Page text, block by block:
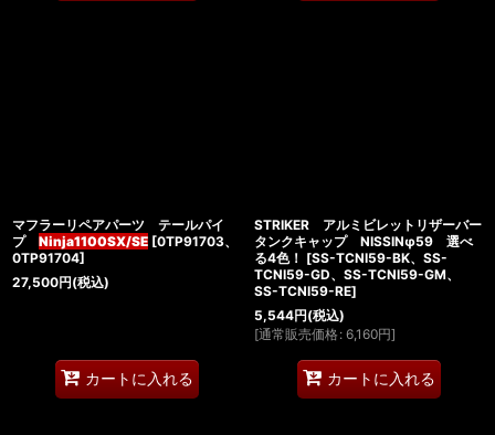
マフラーリペアパーツ テールパイ
プ Ninja1100SX/SE [0TP91703、
0TP91704]
27,500円(税込)
カートに入れる
STRIKER アルミビレットリザーバー
タンクキャップ NISSINφ59 選べ
る4色！ [SS-TCNI59-BK、SS-
TCNI59-GD、SS-TCNI59-GM、
SS-TCNI59-RE]
5,544円(税込)
[通常販売価格 : 6,160円]
カートに入れる